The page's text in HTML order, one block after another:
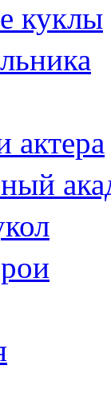
куклы
актера